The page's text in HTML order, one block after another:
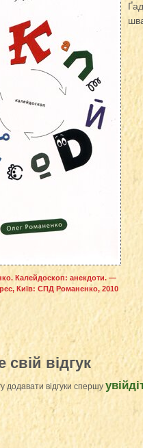
Калейдоскоп: анекдоти. —
Київ: СПД Романенко, 2010
свій відгук
додавати відгуки спершу